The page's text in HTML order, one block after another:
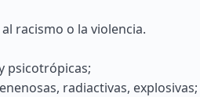
racismo o la violencia.
psicotrópicas;
radiactivas, explosivas;